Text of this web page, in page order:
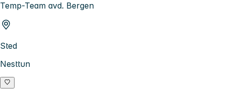
Temp-Team avd. Bergen
Sted
Nesttun